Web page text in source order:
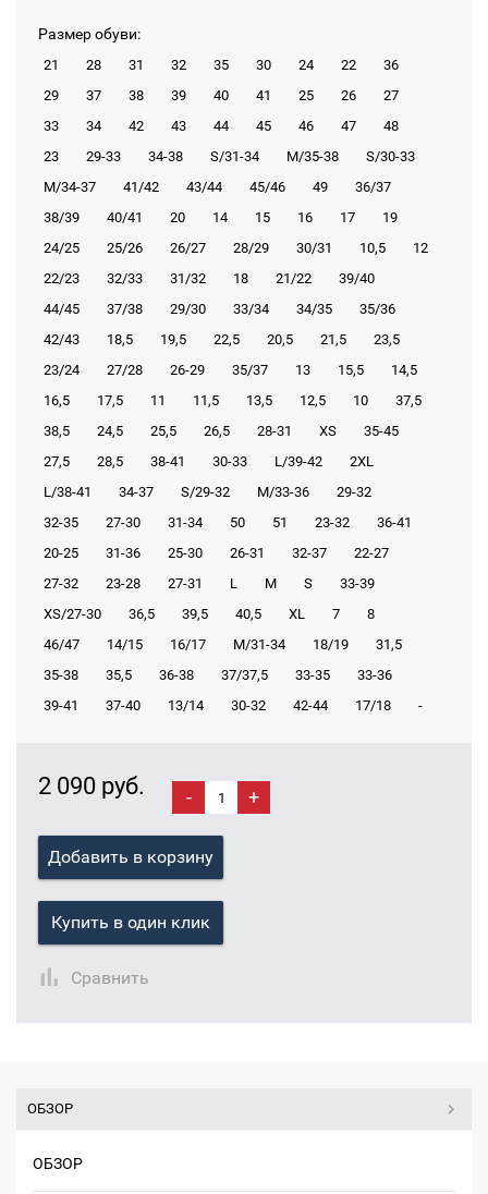
Размер обуви:
21 28 31 32 35 30 24 22
36
29
37 38 39 40 41 25 26
27
33
34 42 43 44 45 46 47
48
23
29-33 34-38 S/31-34 М/35-38
S/30-33
М/34-37
41/42 43/44 45/46 49
36/37
38/39
40/41 20 14 15 16 17
19
24/25
25/26 26/27 28/29 30/31 10,5
12
22/23
32/33 31/32 18 21/22
39/40
44/45
37/38 29/30 33/34 34/35
35/36
42/43
18,5 19,5 22,5 20,5 21,5
23,5
23/24
27/28 26-29 35/37 13 15,5
14,5
16,5
17,5 11 11,5 13,5 12,5 10
37,5
38,5
24,5 25,5 26,5 28-31 XS
35-45
27,5
28,5 38-41 30-33 L/39-42
2XL
L/38-41
34-37 S/29-32 М/33-36
29-32
32-35
27-30 31-34 50 51 23-32
36-41
20-25
31-36 25-30 26-31 32-37
22-27
27-32
23-28 27-31 L M S
33-39
XS/27-30
36,5 39,5 40,5 XL 7
8
46/47
14/15 16/17 М/31-34 18/19
31,5
35-38
35,5 36-38 37/37,5 33-35
33-36
39-41
37-40 13/14 30-32 42-44 17/18 -
2 090 руб. - +
Добавить в корзину
Купить в один клик
Сравнить
ОБЗОР
ОБЗОР